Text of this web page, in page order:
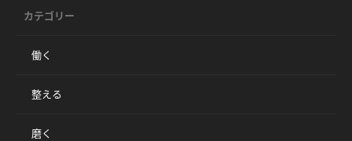
カテゴリー
働く
整える
磨く